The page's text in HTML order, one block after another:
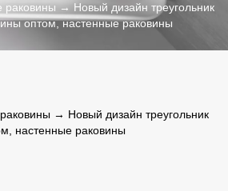
раковины → Новый дизайн треугольник
оптом, настенные раковины
→ Новый дизайн треугольник
настенные раковины